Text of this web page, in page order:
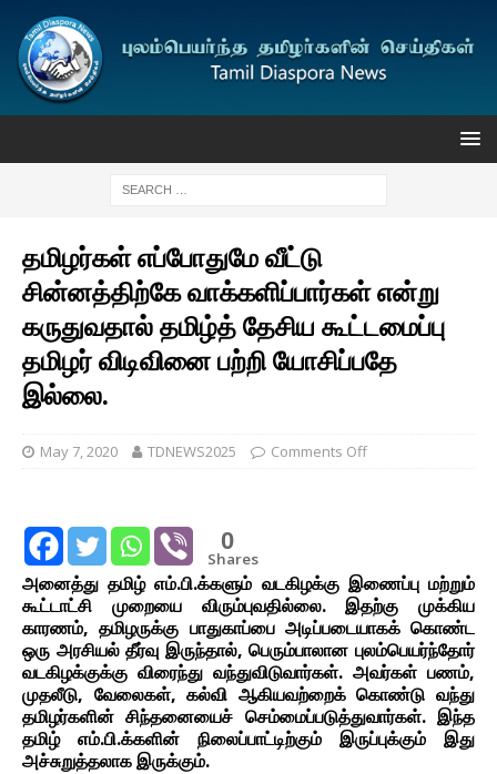
தமிழர்கள் எப்போதுமே வீட்டு
சின்னத்திற்கே வாக்களிப்பார்கள் என்று
கருதுவதால் தமிழ்த் தேசிய கூட்டமைப்பு
தமிழர் விடிவினை பற்றி யோசிப்பதே
இல்லை.
May 7, 2020 TDNEWS2025 Comments Off
0
Shares
அனைத்து தமிழ் எம்.பி.க்களும் வடகிழக்கு இணைப்பு மற்றும்
கூட்டாட்சி முறையை விரும்புவதில்லை. இதற்கு முக்கிய
காரணம், தமிழருக்கு பாதுகாப்பை அடிப்படையாகக் கொண்ட
ஒரு அரசியல் தீர்வு இருந்தால், பெரும்பாலான புலம்பெயர்ந்தோர்
வடகிழக்குக்கு விரைந்து வந்துவிடுவார்கள். அவர்கள் பணம்,
முதலீடு, வேலைகள், கல்வி ஆகியவற்றைக் கொண்டு வந்து
தமிழர்களின் சிந்தனையைச் செம்மைப்படுத்துவார்கள். இந்த
தமிழ் எம்.பி.க்களின் நிலைப்பாட்டிற்கும் இருப்புக்கும் இது
அச்சுறுத்தலாக இருக்கும்.